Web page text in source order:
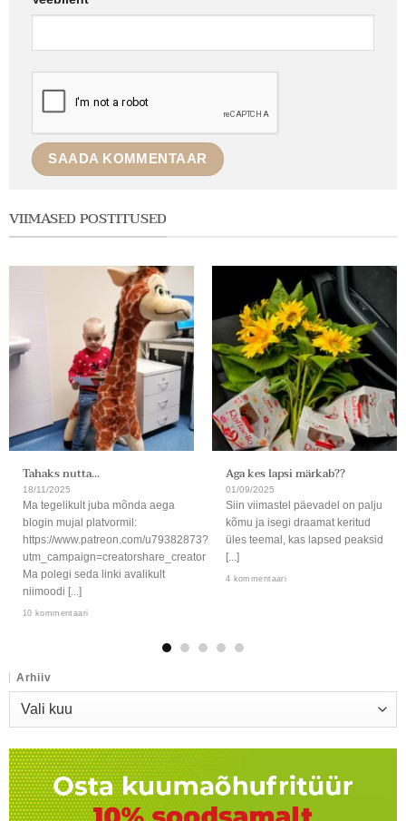
VIIMASED POSTITUSED
Tahaks nutta…
18/11/2025
Ma tegelikult juba mõnda aega
blogin mujal platvormil:
https://www.patreon.com/u79382873?
utm_campaign=creatorshare_creator
Ma polegi seda linki avalikult
niimoodi [...]
10 kommentaari
Aga kes lapsi märkab??
01/09/2025
Siin viimastel päevadel on palju
kõmu ja isegi draamat keritud
üles teemal, kas lapsed peaksid
[...]
4 kommentaari
Arhiiv
Arhiiv